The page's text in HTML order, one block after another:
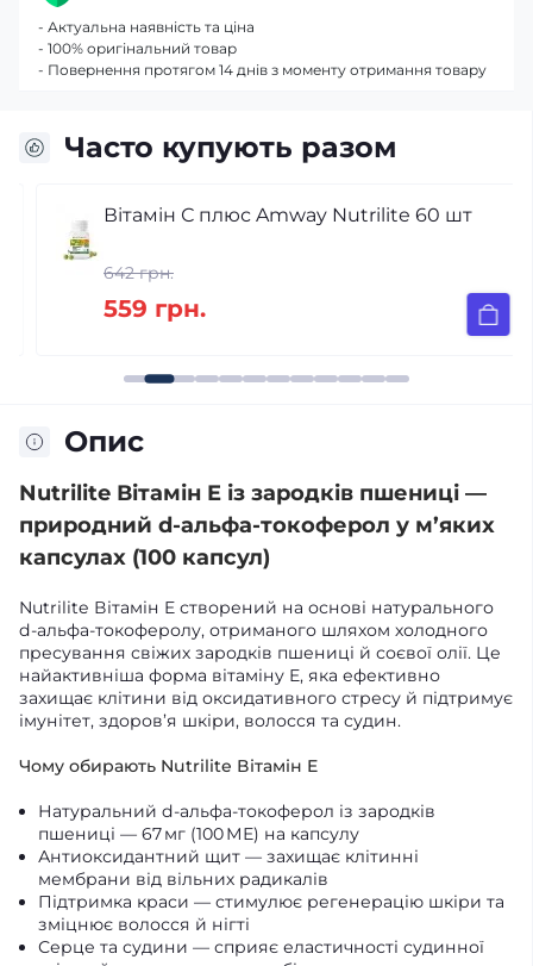
Часто купують разом
Вітамін С плюс Amway Nutrilite 60 шт
642 грн.
559 грн.
Опис
Nutrilite Вітамін E із зародків пшениці —
природний d-альфа-токоферол у м’яких
капсулах (100 капсул)
Nutrilite Вітамін E створений на основі натурального
d-альфа-токоферолу, отриманого шляхом холодного
пресування свіжих зародків пшениці й соєвої олії. Це
найактивніша форма вітаміну E, яка ефективно
захищає клітини від оксидативного стресу й підтримує
імунітет, здоров’я шкіри, волосся та судин.
Чому обирають Nutrilite Вітамін E
Натуральний d-альфа-токоферол із зародків
пшениці — 67 мг (100 МЕ) на капсулу
Антиоксидантний щит — захищає клітинні
мембрани від вільних радикалів
Підтримка краси — стимулює регенерацію шкіри та
зміцнює волосся й нігті
Серце та судини — сприяє еластичності судинної
- Актуальна наявність та ціна
- 100% оригінальний товар
- Повернення протягом 14 днів з моменту отримання товару